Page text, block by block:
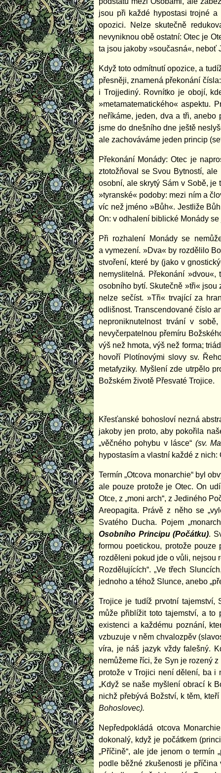
jsou při každé hypostasi trojné
opozici. Nelze skutečně
nevyniknou obě ostatní: Otec je
ta jsou jakoby »současná«, neboť
Když toto odmítnutí opozice, a
přesněji, znamená překonání
i Trojjediný. Rovnítko je obojí,
»metamatematického« aspektu.
neříkáme, jeden, dva a tři, anebo
jsme do dnešního dne ještě
ale zachováváme jeden princip
Překonání Monády: Otec je
ztotožňoval se Svou Bytností,
osobní, ale skrytý Sám v Sobě,
»tyranské« podoby: mezi ním a
víc než jméno »Bůh«. Jestliže
On: v odhalení biblické Monády
Při rozhalení Monády se
a vymezení. »Dva« by rozdělilo
stvoření, které by (jako v
nemyslitelná. Překonání
osobního bytí. Skutečně »tři« jsou
nelze sečíst. »Tři« trvající za
odlišnost. Transcendované číslo
neproniknutelnost trvání v
nevyčerpatelnou přemíru
výš než hmota, výš než forma;
hovoří Plotínovými slovy sv.
metafyziky. Myšlení zde utrpělo
Božském životě Přesvaté Trojice.
Křesťanské bohosloví nezná
jakoby jen proto, aby pokořila
„věčného pohybu v lásce“ (sv.
hypostasím a vlastní každé z
Termín „Otcova monarchie“ byl
ale pouze protože je Otec. On
Otce, z „moni arch“, z Jediného
Areopagita. Právě z něho se
Svatého Ducha. Pojem
Osobního Principu (Počátku).
formou poetickou, protože
rozděleni pokud jde o vůli, nejsou
Rozdělujících“. „Ve třech
jednoho a téhož Slunce, anebo
Trojice je tudíž prvotní tajemství,
může přiblížit toto tajemství, a to
existenci a každému poznání,
vzbuzuje v něm chvalozpěv
víra, je náš jazyk vždy falešný.
nemůžeme říci, že Syn je rozený
protože v Trojici není dělení, ba i
„Když se naše myšlení obrací k
nichž přebývá Božství, k těm,
Bohoslovec).
Nepředpokládá otcova
dokonalý, když je počátkem
„Příčině“, ale jde jenom o termín
podle běžné zkušenosti je